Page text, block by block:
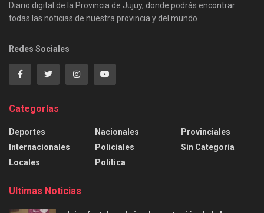
Diario digital de la Provincia de Jujuy, donde podrás encontrar
todas las noticias de nuestra provincia y del mundo
Redes Sociales
Categorías
Deportes
Internacionales
Locales
Nacionales
Policiales
Política
Provinciales
Sin Categoría
Ultimas Noticias